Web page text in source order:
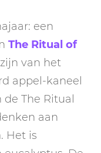
een
The Ritual of
van het
appel-kaneel
The Ritual
aan
Het is